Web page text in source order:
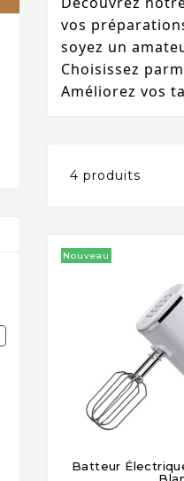
vos
soyez un
Choisissez
Améliorez vos
4 produits
Nouveau
Batteur